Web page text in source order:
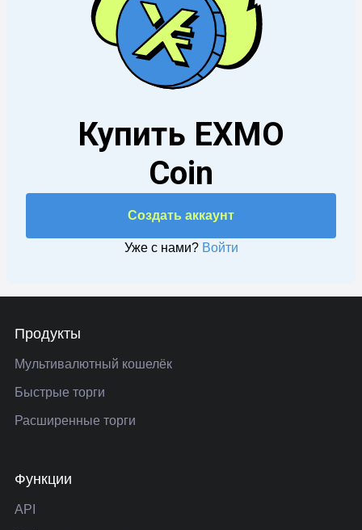
Купить EXMO
Coin
Создать аккаунт
Уже с нами? Войти
Продукты
Мультивалютный кошелёк
Быстрые торги
Расширенные торги
Функции
API